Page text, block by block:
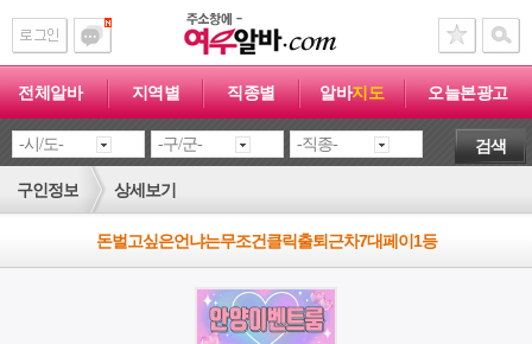
전체알바 지역별 직종별 알바지도 오늘본광고
검색
구인정보 상세보기
돈벌고싶은언냐는무조건클릭출퇴근차7대페이1등